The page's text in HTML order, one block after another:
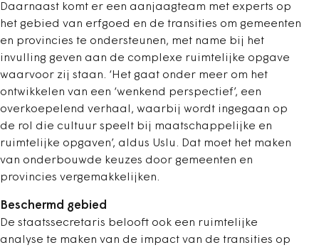
Daarnaast komt er een aanjaagteam met experts op
het gebied van erfgoed en de transities om gemeenten
en provincies te ondersteunen, met name bij het
invulling geven aan de complexe ruimtelijke opgave
waarvoor zij staan. ‘Het gaat onder meer om het
ontwikkelen van een ‘wenkend perspectief’, een
overkoepelend verhaal, waarbij wordt ingegaan op
de rol die cultuur speelt bij maatschappelijke en
ruimtelijke opgaven’, aldus Uslu. Dat moet het maken
van onderbouwde keuzes door gemeenten en
provincies vergemakkelijken.
Beschermd gebied
De staatssecretaris belooft ook een ruimtelijke
analyse te maken van de impact van de transities op